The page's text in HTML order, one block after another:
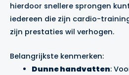
hierdoor snellere sprongen
iedereen die zijn cardio-
zijn prestaties wil verhogen.
Belangrijkste kenmerken:
Dunne handvatten: